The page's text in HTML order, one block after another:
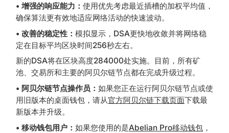
• 增强的响应能力： 使用优先考虑最近插槽的加权平均值，
确保算法更有效地适应网络活动的快速波动。
• 改善的稳定性： 模拟显示，DSA更快地收敛并将网络稳
定在目标平均区块时间256秒左右。
新的DSA将在区块高度284000处实施。目前，所有矿
池、交易所和主要的阿贝尔链节点都在完成升级过程。
• 阿贝尔链节点操作员： 如果您正在运行阿贝尔链节点或使
用旧版本的桌面钱包，请从官方阿贝尔链下载页面下载最
新版本并升级。
• 移动钱包用户： 如果您使用的是Abelian Pro移动钱包，